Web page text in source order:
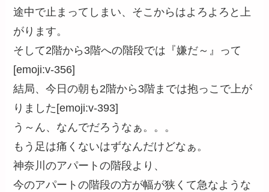
途中で止まってしまい、そこからはよろよろと上
がります。
そして2階から3階への階段では『嫌だ～』って
[emoji:v-356]
結局、今日の朝も2階から3階までは抱っこで上が
りました[emoji:v-393]
う～ん、なんでだろうなぁ。。。
もう足は痛くないはずなんだけどなぁ。
神奈川のアパートの階段より、
今のアパートの階段の方が幅が狭くて急なような